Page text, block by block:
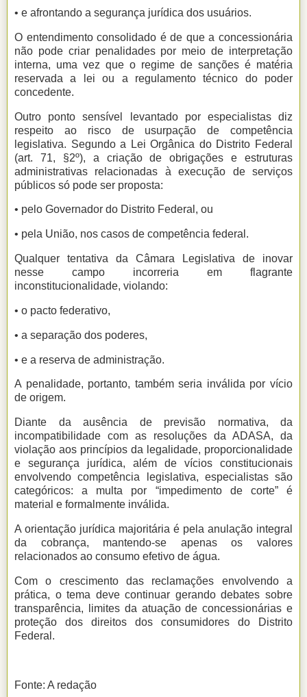
• e afrontando a segurança jurídica dos usuários.
O entendimento consolidado é de que a concessionária
não pode criar penalidades por meio de interpretação
interna, uma vez que o regime de sanções é matéria
reservada a lei ou a regulamento técnico do poder
concedente.
Outro ponto sensível levantado por especialistas diz
respeito ao risco de usurpação de competência
legislativa. Segundo a Lei Orgânica do Distrito Federal
(art. 71, §2º), a criação de obrigações e estruturas
administrativas relacionadas à execução de serviços
públicos só pode ser proposta:
• pelo Governador do Distrito Federal, ou
• pela União, nos casos de competência federal.
Qualquer tentativa da Câmara Legislativa de inovar
nesse campo incorreria em flagrante
inconstitucionalidade, violando:
• o pacto federativo,
• a separação dos poderes,
• e a reserva de administração.
A penalidade, portanto, também seria inválida por vício
de origem.
Diante da ausência de previsão normativa, da
incompatibilidade com as resoluções da ADASA, da
violação aos princípios da legalidade, proporcionalidade
e segurança jurídica, além de vícios constitucionais
envolvendo competência legislativa, especialistas são
categóricos: a multa por “impedimento de corte” é
material e formalmente inválida.
A orientação jurídica majoritária é pela anulação integral
da cobrança, mantendo-se apenas os valores
relacionados ao consumo efetivo de água.
Com o crescimento das reclamações envolvendo a
prática, o tema deve continuar gerando debates sobre
transparência, limites da atuação de concessionárias e
proteção dos direitos dos consumidores do Distrito
Federal.
Fonte: A redação